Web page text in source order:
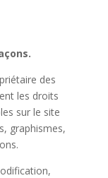
des
les droits
sur le site
graphismes,